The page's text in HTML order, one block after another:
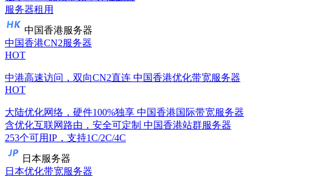
服务器租用
中国香港服务器
中国香港CN2服务器
HOT
中港高速访问，双向CN2直连 中国香港优化带宽服务器
HOT
大陆优化网络，硬件100%独享 中国香港国际带宽服务器
含优化互联网路由，安全可定制 中国香港站群服务器
253个可用IP，支持1C/2C/4C
日本服务器
日本优化带宽服务器